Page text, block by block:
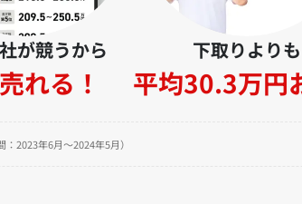
が競うから
れる！
下取りよりも
平均30.3万円
2023年6月～2024年5月）